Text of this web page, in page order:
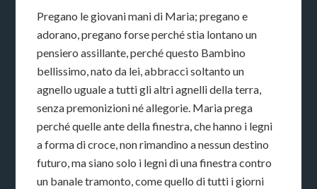
Pregano le giovani mani di Maria; pregano e
adorano, pregano forse perché stia lontano un
pensiero assillante, perché questo Bambino
bellissimo, nato da lei, abbracci soltanto un
agnello uguale a tutti gli altri agnelli della terra,
senza premonizioni né allegorie. Maria prega
perché quelle ante della finestra, che hanno i legni
a forma di croce, non rimandino a nessun destino
futuro, ma siano solo i legni di una finestra contro
un banale tramonto, come quello di tutti i giorni